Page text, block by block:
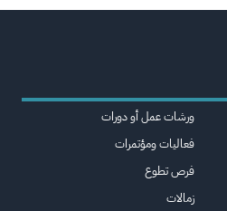
ورشات عمل أو دورات
فعاليات ومؤتمرات
فرص تطوع
زمالات